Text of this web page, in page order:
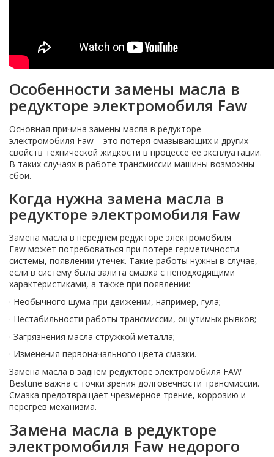
Особенности замены масла в
редукторе электромобиля Faw
Основная причина замены масла в редукторе
электромобиля Faw – это потеря смазывающих и других
свойств технической жидкости в процессе ее эксплуатации.
В таких случаях в работе трансмиссии машины возможны
сбои.
Когда нужна замена масла в
редукторе электромобиля Faw
Замена масла в переднем редукторе электромобиля
Faw может потребоваться при потере герметичности
системы, появлении утечек. Такие работы нужны в случае,
если в систему была залита смазка с неподходящими
характеристиками, а также при появлении:
· Необычного шума при движении, например, гула;
· Нестабильности работы трансмиссии, ощутимых рывков;
· Загрязнения масла стружкой металла;
· Изменения первоначального цвета смазки.
Замена масла в заднем редукторе электромобиля FAW
Bestune важна с точки зрения долговечности трансмиссии.
Смазка предотвращает чрезмерное трение, коррозию и
перегрев механизма.
Замена масла в редукторе
электромобиля Faw недорого